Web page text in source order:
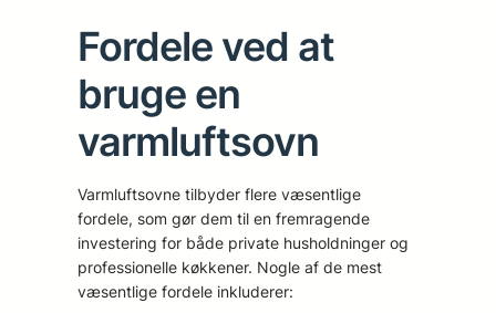
Fordele ved at
bruge en
varmluftsovn
Varmluftsovne tilbyder flere væsentlige
fordele, som gør dem til en fremragende
investering for både private husholdninger og
professionelle køkkener. Nogle af de mest
væsentlige fordele inkluderer: